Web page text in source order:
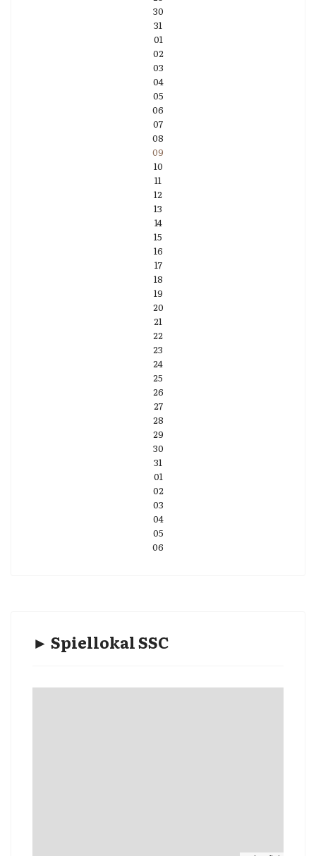
30
31
01
02
03
04
05
06
07
08
09
10
11
12
13
14
15
16
17
18
19
20
21
22
23
24
25
26
27
28
29
30
31
01
02
03
04
05
06
► Spiellokal SSC